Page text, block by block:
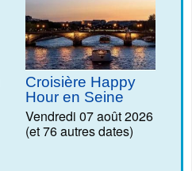
Croisière Happy
Hour en Seine
Vendredi 07 août 2026
(et 76 autres dates)